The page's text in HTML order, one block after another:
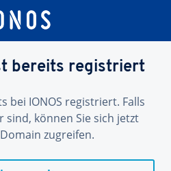
bereits registriert
bei IONOS registriert. Falls
sind, können Sie sich jetzt
zugreifen.